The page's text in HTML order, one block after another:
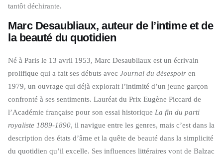
tantôt déchirante.
Marc Desaubliaux, auteur de l’intime et de
la beauté du quotidien
Né à Paris le 13 avril 1953, Marc Desaubliaux est un écrivain
prolifique qui a fait ses débuts avec Journal du désespoir en
1979, un ouvrage qui déjà explorait l’intimité d’un jeune garçon
confronté à ses sentiments. Lauréat du Prix Eugène Piccard de
l’Académie française pour son essai historique La fin du parti
royaliste 1889-1890, il navigue entre les genres, mais c’est dans la
description des états d’âme et la quête de beauté dans la simplicité
du quotidien qu’il excelle. Ses influences littéraires vont de Balzac